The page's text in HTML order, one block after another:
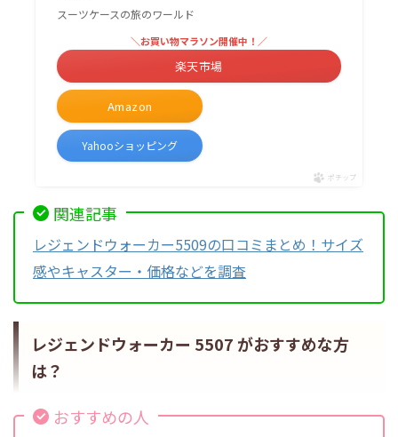
スーツケースの旅のワールド
Amazon
＼お買い物マラソン開催中！／
楽天市場
Yahooショッピング
ポチップ
関連記事
レジェンドウォーカー5509の口コミまとめ！サイズ
感やキャスター・価格などを調査
レジェンドウォーカー 5507 がおすすめな方
は？
おすすめの人